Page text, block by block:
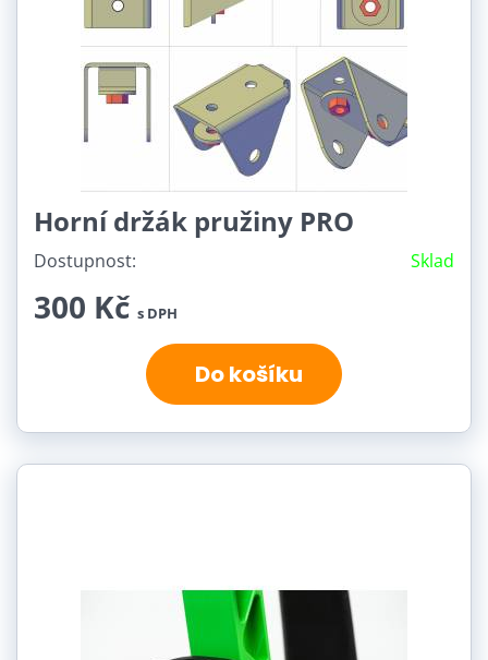
Horní držák pružiny PRO
Dostupnost: Sklad
300 Kč s DPH
Do košíku